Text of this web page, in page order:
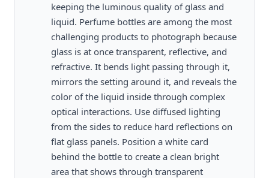
keeping the luminous quality of glass and
liquid. Perfume bottles are among the most
challenging products to photograph because
glass is at once transparent, reflective, and
refractive. It bends light passing through it,
mirrors the setting around it, and reveals the
color of the liquid inside through complex
optical interactions. Use diffused lighting
from the sides to reduce hard reflections on
flat glass panels. Position a white card
behind the bottle to create a clean bright
area that shows through transparent